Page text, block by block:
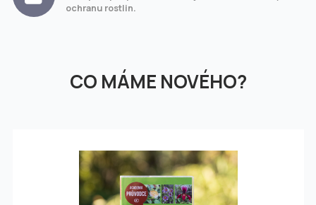
ochranu rostlin.
CO MÁME NOVÉHO?